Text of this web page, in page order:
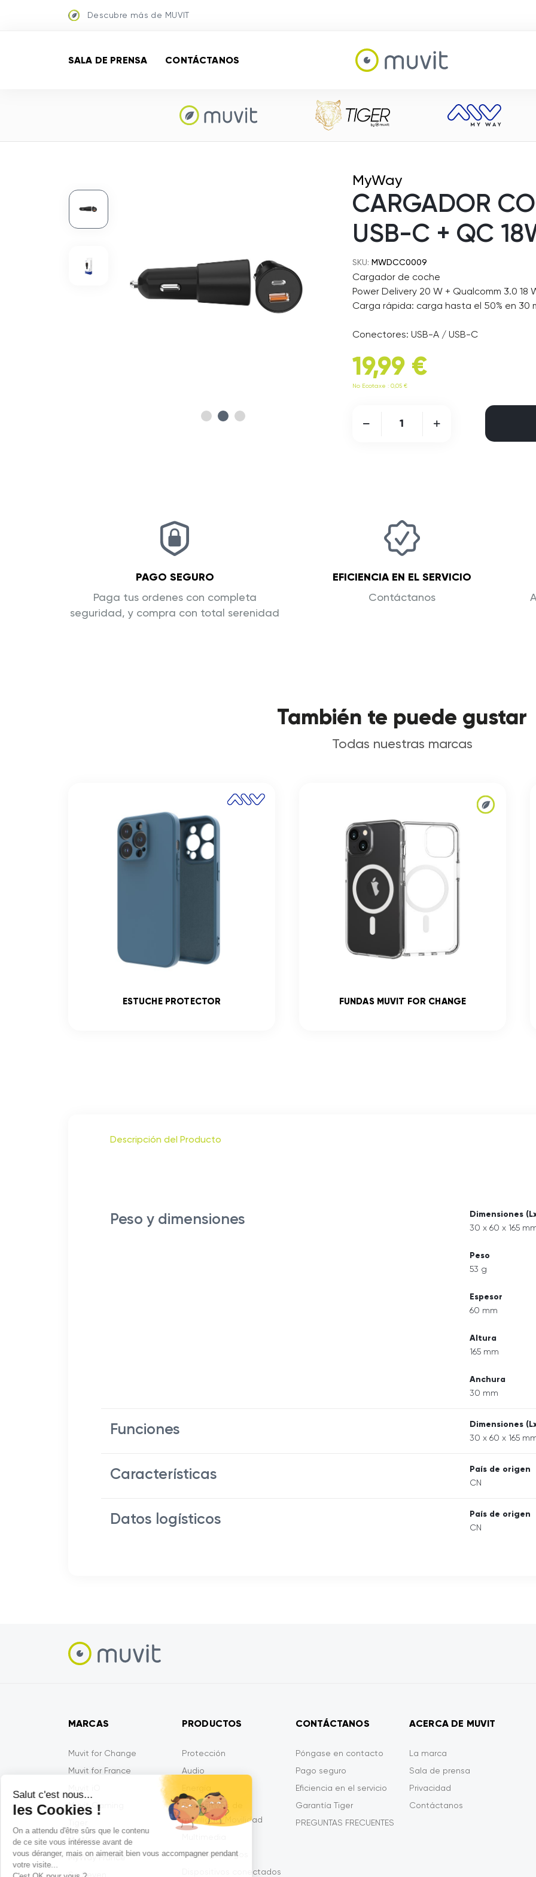
Salut c'est nous...
les Cookies !
On a attendu d'être sûrs que le contenu
de ce site vous intéresse avant de
vous déranger, mais on aimerait bien vous accompagner pendant
votre visite...
Descubre más de MUVIT
SALA DE PRENSA CONTÁCTANOS
MyWay
CARGADOR
USB-C + QC
SKU: MWDCC0009
Cargador de coche
Power Delivery 20 W + Qualcomm 3.0 18
Carga rápida: carga hasta el 50% en 30
Conectores: USB-A / USB-C
19,99 €
No Ecotaxe : 0,05 €
PAGO SEGURO
Paga tus ordenes con completa
seguridad, y compra con total serenidad
EFICIENCIA EN EL SERVICIO
Contáctanos
También te puede gustar
Todas nuestras marcas
ESTUCHE PROTECTOR FUNDAS MUVIT FOR CHANGE
Descripción del Producto
Peso y dimensiones Dimensiones
30 x 60 x 165
Peso
53 g
Espesor
60 mm
Altura
165 mm
Anchura
30 mm
Funciones Dimensiones
30 x 60 x 165
Características País de origen
CN
Datos logísticos País de origen
CN
MARCAS
Muvit for Change
Muvit for France
Muvit Gaming
MyWay
MyWay France
So Seven
PRODUCTOS
Protección
Audio
Dispositivos de
movilidad/Movilidad
Gaming/Juegos
Dispositivos conectados
CONTÁCTANOS
Póngase en contacto
Pago seguro
Eficiencia en el servicio
Garantía Tiger
PREGUNTAS FRECUENTES
ACERCA DE MUVIT
La marca
Sala de prensa
Privacidad
Contáctanos